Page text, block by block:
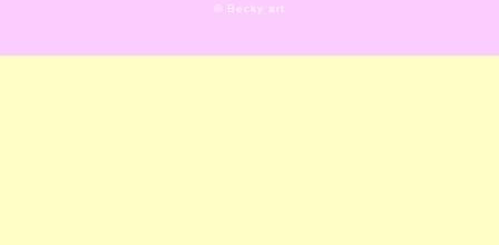
© Becky art